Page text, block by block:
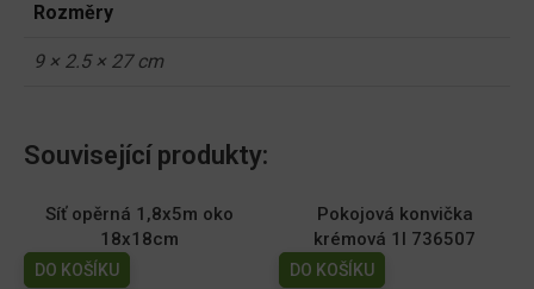
Rozměry
9 × 2.5 × 27 cm
Související produkty:
Síť opěrná 1,8x5m oko
18x18cm
DO KOŠÍKU
Pokojová konvička
krémová 1l 736507
DO KOŠÍKU